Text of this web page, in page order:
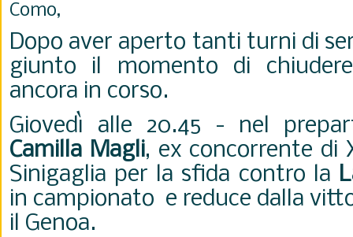
Como,
Dopo aver aperto tanti turni di
giunto il momento di
ancora in corso.
Giovedì alle 20.45 - nel
Camilla Magli, ex concorrente di
Sinigaglia per la sfida contro la
in campionato e reduce dalla
il Genoa.